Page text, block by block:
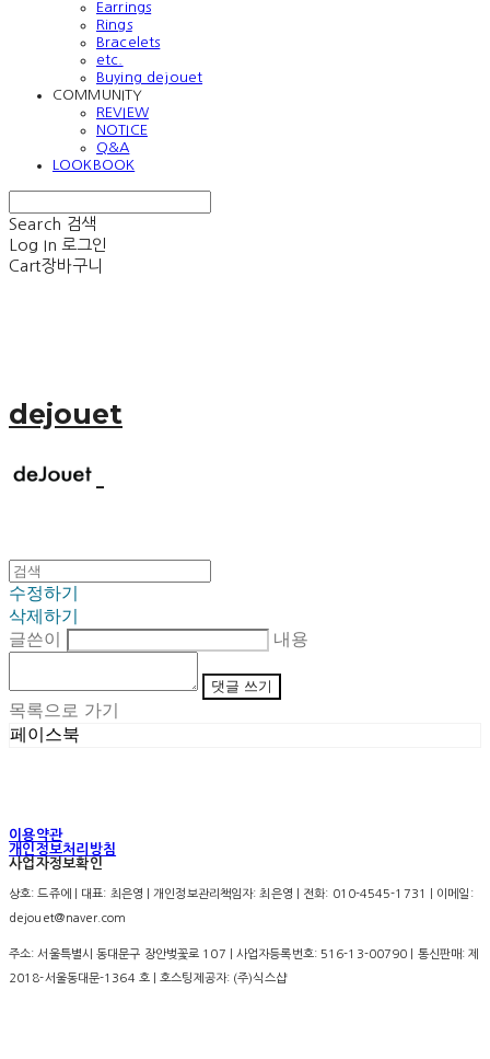
Earrings
Rings
Bracelets
etc.
Buying dejouet
COMMUNITY
REVIEW
NOTICE
Q&A
LOOKBOOK
Search 검색
Log In 로그인
Cart장바구니
dejouet
수정하기
삭제하기
글쓴이
내용
댓글 쓰기
목록으로 가기
페이스북
이용약관
개인정보처리방침
사업자정보확인
상호: 드쥬에 | 대표: 최은영 | 개인정보관리책임자: 최은영 | 전화: 010-4545-1731 | 이메일:
dejouet@naver.com
주소: 서울특별시 동대문구 장안벚꽃로 107 | 사업자등록번호: 516-13-00790 | 통신판매:제
2018-서울동대문-1364 호| 호스팅제공자: (주)식스샵